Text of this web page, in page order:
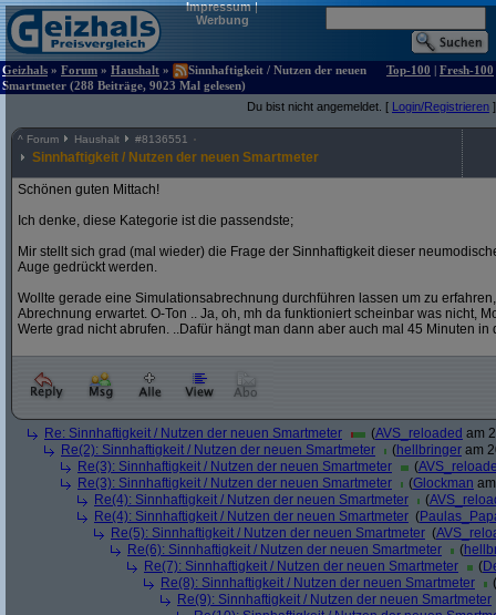
Impressum|
Werbung
Geizhals » Forum » Haushalt »
Sinnhaftigkeit / Nutzen der neuen
Smartmeter (288 Beiträge, 9023 Mal gelesen)
Top-100 | Fresh-100
Du bist nicht angemeldet. [ Login/Registrieren ]
^ Forum Haushalt #8136551
Sinnhaftigkeit / Nutzen der neuen Smartmeter
Schönen guten Mittach!
Ich denke, diese Kategorie ist die passendste;
Mir stellt sich grad (mal wieder) die Frage der Sinnhaftigkeit dieser
Auge gedrückt werden.
Wollte gerade eine Simulationsabrechnung durchführen lassen um zu
Abrechnung erwartet. O-Ton .. Ja, oh, mh da funktioniert scheinbar was nicht,
Werte grad nicht abrufen. ..Dafür hängt man dann aber auch mal 45 Minuten
Re: Sinnhaftigkeit / Nutzen der neuen Smartmeter (AVS_reloaded am
Re(2): Sinnhaftigkeit / Nutzen der neuen Smartmeter
(hellbringer am
Re(3): Sinnhaftigkeit / Nutzen der neuen Smartmeter
(
Re(3): Sinnhaftigkeit / Nutzen der neuen Smartmeter
(Glockman
Re(4): Sinnhaftigkeit / Nutzen der neuen Smartmeter
(
Re(4): Sinnhaftigkeit / Nutzen der neuen Smartmeter (
Re(5): Sinnhaftigkeit / Nutzen der neuen Smartmeter (
Re(6): Sinnhaftigkeit / Nutzen der neuen Smartmeter
(
Re(7): Sinnhaftigkeit / Nutzen der neuen Smartmeter
(
Re(8): Sinnhaftigkeit / Nutzen der neuen Smartmeter
(
Re(9): Sinnhaftigkeit / Nutzen der neuen Smartmeter